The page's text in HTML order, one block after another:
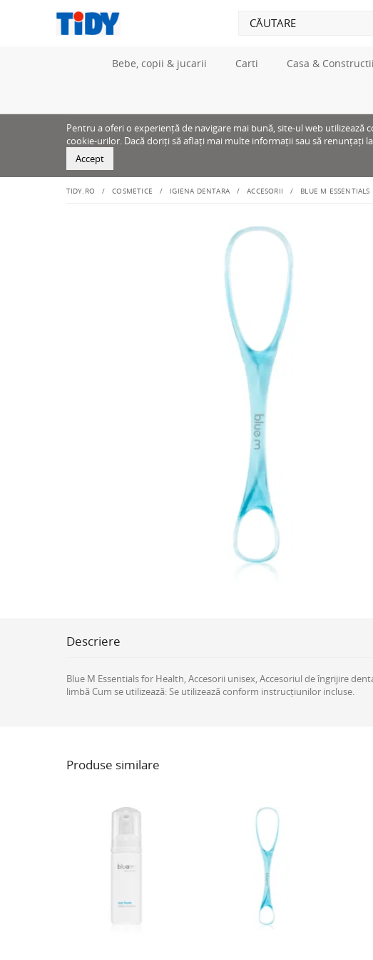
Bebe, copii & jucarii Carti Casa & Constructii
Pentru a oferi o experiență de navigare mai bună, site-ul web
cookie-urilor. Dacă doriți să aflați mai multe informații sau să renunțați
Accept
TIDY.RO COSMETICE IGIENA DENTARA ACCESORII BLUE M
Descriere
Blue M Essentials for Health, Accesorii unisex, Accesoriul de îngrijire
limbă Cum se utilizează: Se utilizează conform instrucțiunilor incluse.
Produse similare